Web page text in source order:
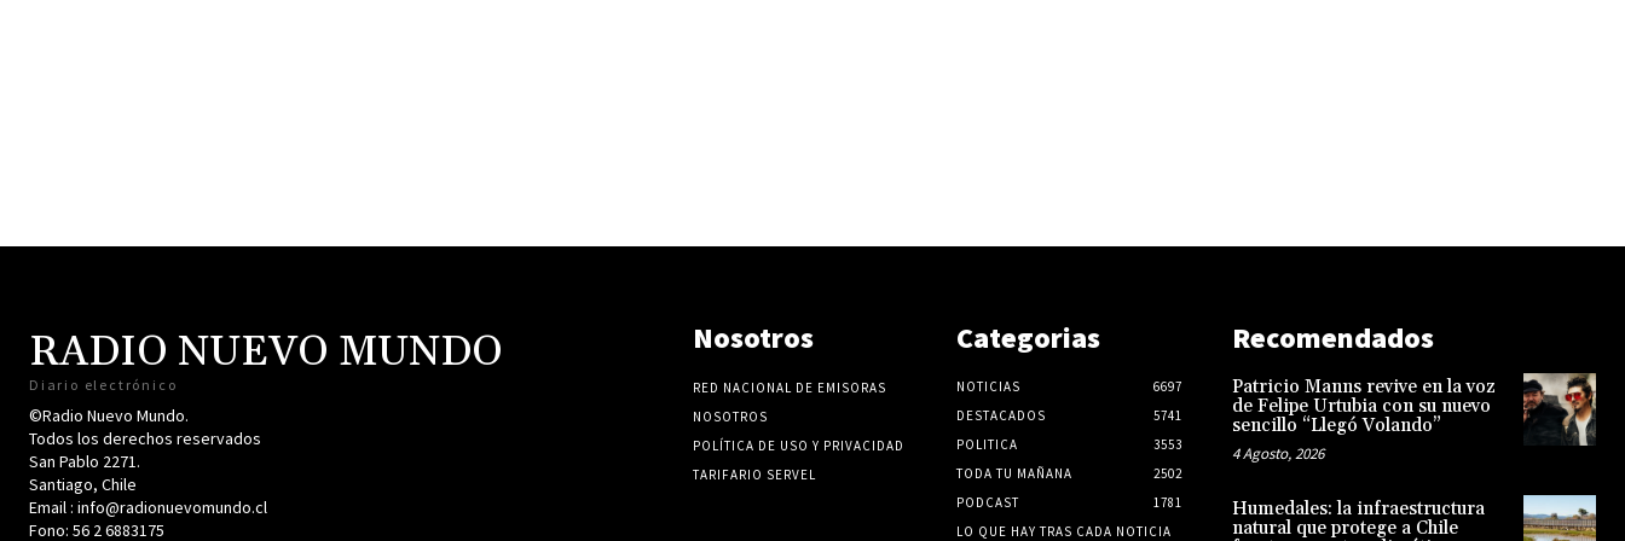
e
RADIO NUEVO MUNDO
Diario electrónico
©Radio Nuevo Mundo.
Todos los derechos reservados
San Pablo 2271.
Santiago, Chile
Email : info@radionuevomundo.cl
Fono: 56 2 6883175
Nosotros
RED NACIONAL DE EMISORAS
NOSOTROS
POLÍTICA DE USO Y PRIVACIDAD
TARIFARIO SERVEL
Categorias
NOTICIAS
6697
DESTACADOS
5741
POLITICA
3553
TODA TU MAÑANA
2502
PODCAST
1781
LO QUE HAY TRAS CADA NOTICIA
Recomendados
Patricio Manns revive en la voz
de Felipe Urtubia con su nuevo
sencillo “Llegó Volando”
4 Agosto, 2026
Humedales: la infraestructura
natural que protege a Chile